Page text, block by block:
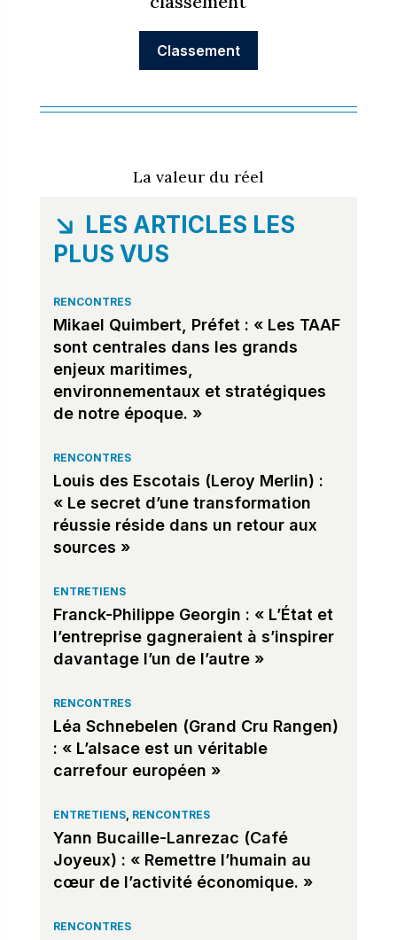
La valeur du réel
LES ARTICLES LES
PLUS VUS
RENCONTRES
Mikael Quimbert, Préfet : « Les TAAF
sont centrales dans les grands
enjeux maritimes,
environnementaux et stratégiques
de notre époque. »
RENCONTRES
Louis des Escotais (Leroy Merlin) :
« Le secret d’une transformation
réussie réside dans un retour aux
sources »
ENTRETIENS
Franck-Philippe Georgin : « L’État et
l’entreprise gagneraient à s’inspirer
davantage l’un de l’autre »
RENCONTRES
Léa Schnebelen (Grand Cru Rangen)
: « L’alsace est un véritable
carrefour européen »
ENTRETIENS, RENCONTRES
Yann Bucaille-Lanrezac (Café
Joyeux) : « Remettre l’humain au
cœur de l’activité économique. »
RENCONTRES